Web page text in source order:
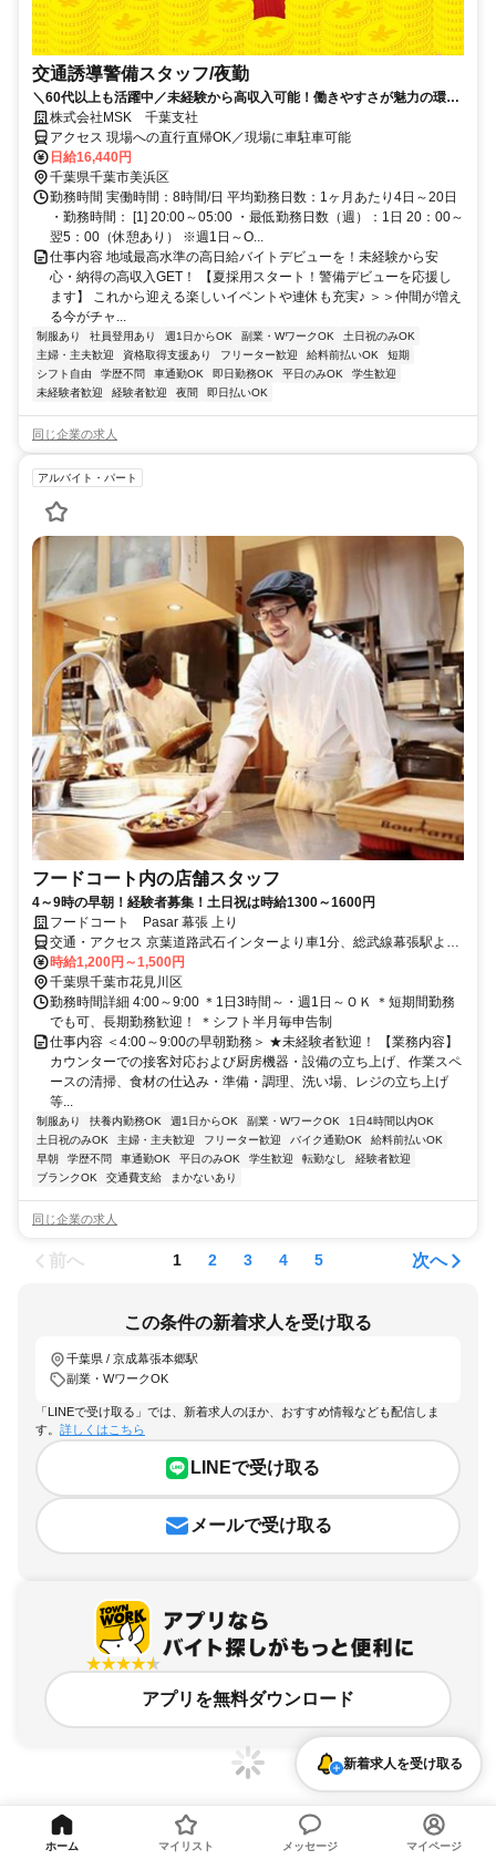
交通誘導警備スタッフ/夜勤
＼60代以上も活躍中／未経験から高収入可能！働きやすさが魅力の環境
で警備員デビューをしませんか！【月収32万円以上可能！日払いも
OK！】勤務3日前迄シフト申請が可能です！週1日～・短期もOK！あな
たのライフスタイルに合わせてお仕事しませんか！警備に関する資格を
お持ちの方優遇します！年代幅広く活躍しています。
株式会社MSK 千葉支社
アクセス 現場への直行直帰OK／現場に車駐車可能
日給16,440円
千葉県千葉市美浜区
勤務時間 実働時間：8時間/日 平均勤務日数：1ヶ月あたり4日～20日
・勤務時間： [1] 20:00～05:00 ・最低勤務日数（週）：1日 20：00～
翌5：00（休憩あり） ※週1日～O...
仕事内容 地域最高水準の高日給バイトデビューを！未経験から安
心・納得の高収入GET！ 【夏採用スタート！警備デビューを応援し
ます】 これから迎える楽しいイベントや連休も充実♪ ＞＞仲間が増え
る今がチャ...
制服あり 社員登用あり 週1日からOK 副業・WワークOK
土日祝のみOK
主婦・主夫歓迎
資格取得支援あり フリーター歓迎 給料前払いOK
短期
シフト自由
学歴不問 車通勤OK 即日勤務OK 平日のみOK
学生歓迎
未経験者歓迎
経験者歓迎 夜間 即日払いOK
同じ企業の求人
アルバイト・パート
フードコート内の店舗スタッフ
4～9時の早朝！経験者募集！土日祝は時給1300～1600円
フードコート Pasar 幕張 上り
交通・アクセス 京葉道路武石インターより車1分、総武線幕張駅より
徒歩20分
時給1,200円～1,500円
千葉県千葉市花見川区
勤務時間詳細 4:00～9:00 ＊1日3時間～・週1日～ＯＫ ＊短期間勤務
でも可、長期勤務歓迎！ ＊シフト半月毎申告制
仕事内容 ＜4:00～9:00の早朝勤務＞ ★未経験者歓迎！ 【業務内容】
カウンターでの接客対応および厨房機器・設備の立ち上げ、作業スペ
ースの清掃、食材の仕込み・準備・調理、洗い場、レジの立ち上げ
等...
制服あり 扶養内勤務OK 週1日からOK 副業・WワークOK
1日4時間以内OK
土日祝のみOK
主婦・主夫歓迎 フリーター歓迎 バイク通勤OK
給料前払いOK
早朝
学歴不問 車通勤OK 平日のみOK 学生歓迎 転勤なし
経験者歓迎
ブランクOK
交通費支給 まかないあり
同じ企業の求人
前へ 1 2 3 4 5 次へ
この条件の新着求人を受け取る
千葉県 / 京成幕張本郷駅
副業・WワークOK
「LINEで受け取る」では、新着求人のほか、おすすめ情報なども配信しま
す。 詳しくはこちら
LINEで受け取る
メールで受け取る
アプリを無料ダウンロード
千葉県、京成幕張本郷駅、副業・WワークOKのアルバイト・バイト求人情報
新着求人を受け取る
ホーム マイリスト メッセージ マイページ